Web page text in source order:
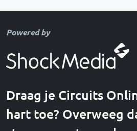
Powered by
Draag je Circuits
hart toe? Overweeg